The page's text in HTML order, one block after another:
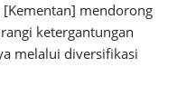
[Kementan] mendorong
ketergantungan
melalui diversifikasi